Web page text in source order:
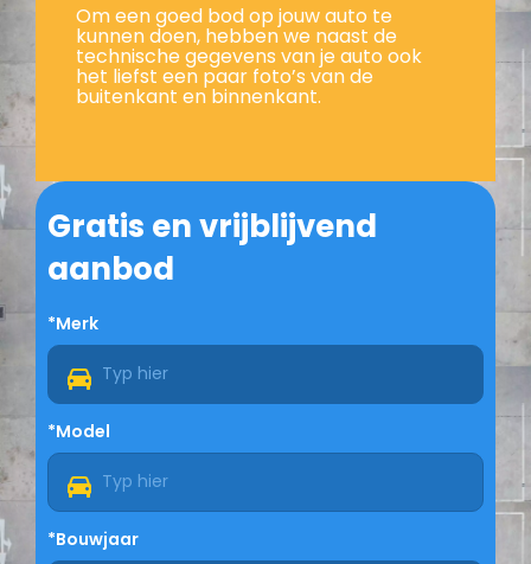
Om een goed bod op jouw auto te
kunnen doen, hebben we naast de
technische gegevens van je auto ook
het liefst een paar foto’s van de
buitenkant en binnenkant.
Gratis en vrijblijvend
aanbod
*Merk
*Model
*Bouwjaar